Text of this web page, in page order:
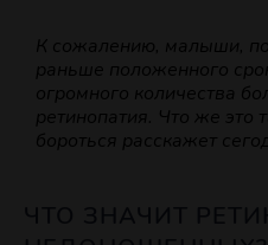
К сожалению, малыши,
раньше положенного
огромного количества
ретинопатия. Что же это
бороться расскажет